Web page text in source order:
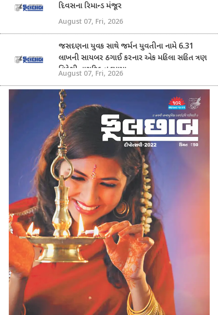
દિવસના રિમાન્ડ મંજૂર
August 07, Fri, 2026
જસદણના યુવક સાથે જર્મન યુવતીના નામે 6.31
લાખની સાયબર ઠગાઈ કરનાર એક મહિલા સહિત ત્રણ
વિદેશી નાગરિક ઝડપાયા
August 07, Fri, 2026